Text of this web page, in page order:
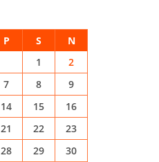
P S N
1
2
7 8
9
14 15
16
21 22
23
28 29
30